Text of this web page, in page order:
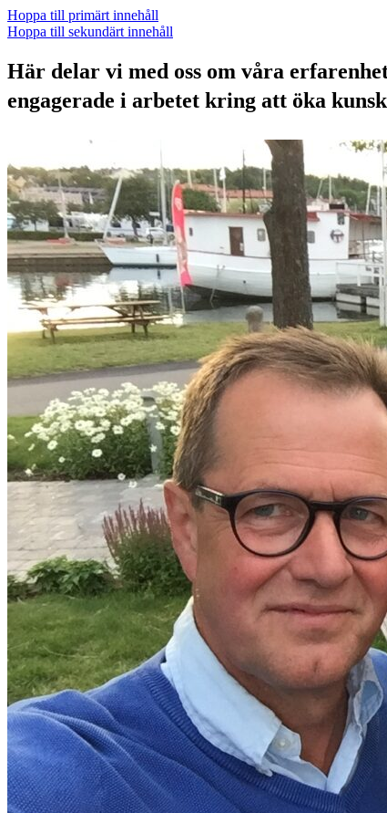
Hoppa till primärt innehåll
Hoppa till sekundärt innehåll
Här delar vi med oss om våra
engagerade i arbetet kring att öka